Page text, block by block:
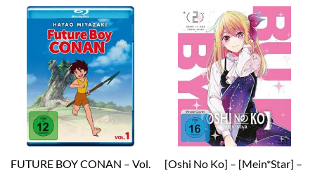
FUTURE BOY CONAN – Vol.
[Oshi No Ko] – [Mein*Star] –